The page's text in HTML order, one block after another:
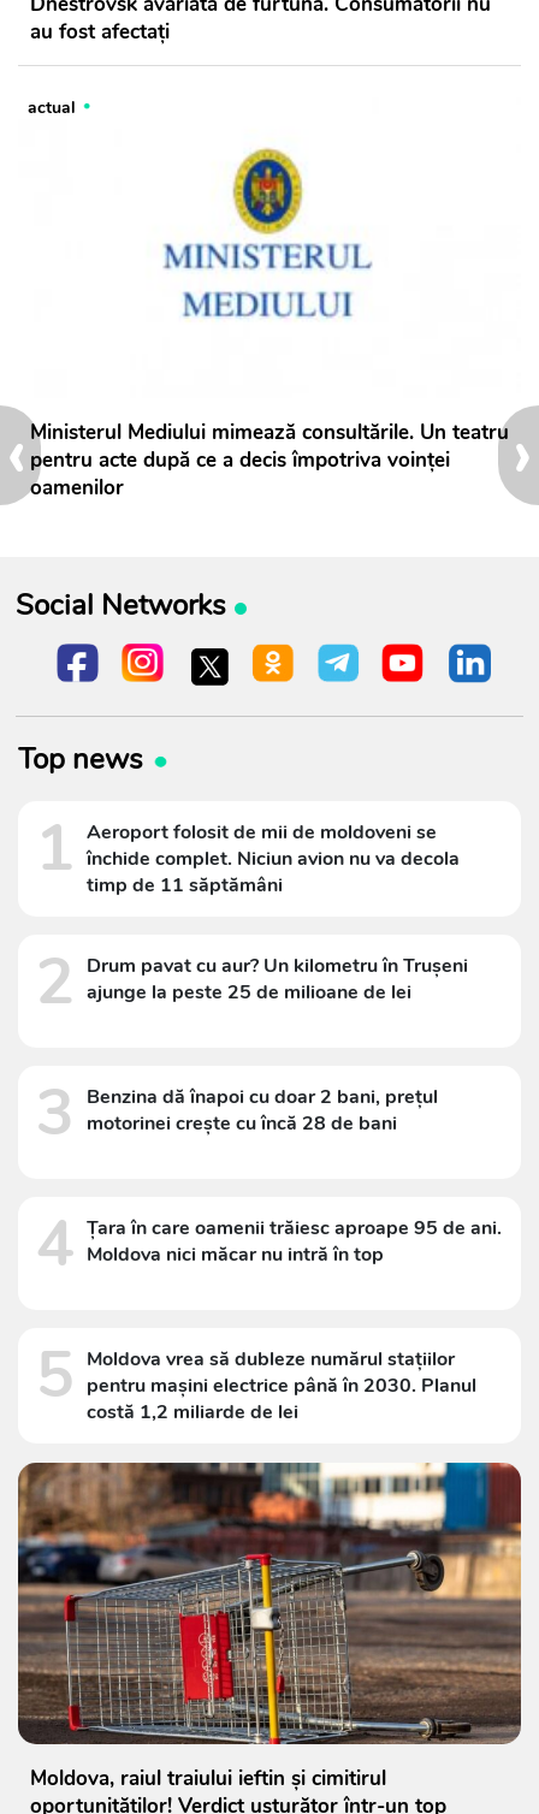
›
‹
au fost afectați
actual
Ministerul Mediului mimează consultările. Un teatru
pentru acte după ce a decis împotriva voinței
oamenilor
Social Networks
Top news
1 Aeroport folosit de mii de moldoveni se
închide complet. Niciun avion nu va decola
timp de 11 săptămâni
2
Drum pavat cu aur? Un kilometru în Trușeni
ajunge la peste 25 de milioane de lei
3
Benzina dă înapoi cu doar 2 bani, prețul
motorinei crește cu încă 28 de bani
4 Țara în care oamenii trăiesc aproape 95 de ani.
Moldova nici măcar nu intră în top
5 Moldova vrea să dubleze numărul stațiilor
pentru mașini electrice până în 2030. Planul
costă 1,2 miliarde de lei
Moldova, raiul traiului ieftin și cimitirul
oportunităților! Verdict usturător într-un top